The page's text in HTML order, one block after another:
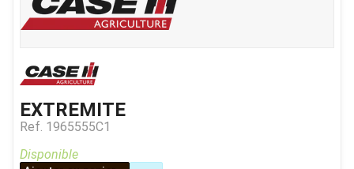
EXTREMITE
Ref. 1965555C1
Disponible